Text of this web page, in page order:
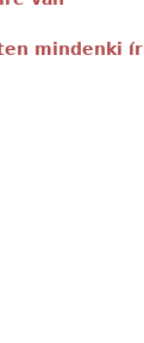
mindenki ír